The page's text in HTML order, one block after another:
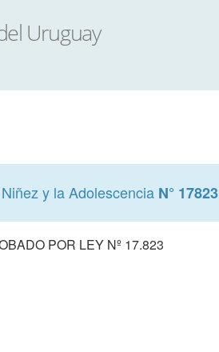
y la Adolescencia N° 17823
POR LEY Nº 17.823